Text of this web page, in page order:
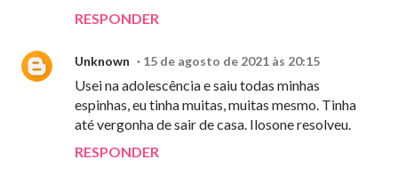
RESPONDER
Unknown 15 de agosto de 2021 às 20:15
Usei na adolescência e saiu todas minhas
espinhas, eu tinha muitas, muitas mesmo. Tinha
até vergonha de sair de casa. Ilosone resolveu.
RESPONDER